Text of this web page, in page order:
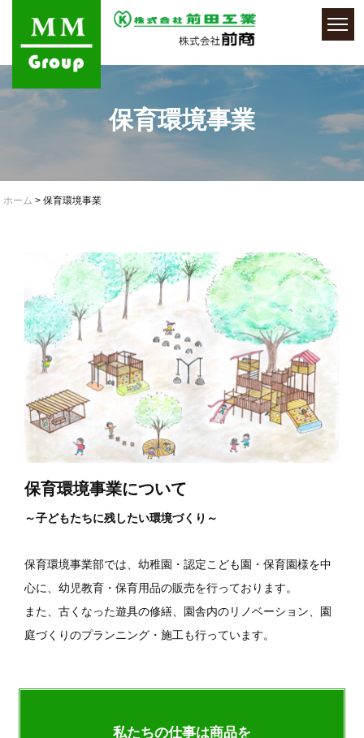
保育環境事業
ホーム > 保育環境事業
保育環境事業について
～子どもたちに残したい環境づくり～
保育環境事業部では、幼稚園・認定こども園・保育園様を中
心に、幼児教育・保育用品の販売を行っております。
また、古くなった遊具の修繕、園舎内のリノベーション、園
庭づくりのプランニング・施工も行っています。
私たちの仕事は商品を